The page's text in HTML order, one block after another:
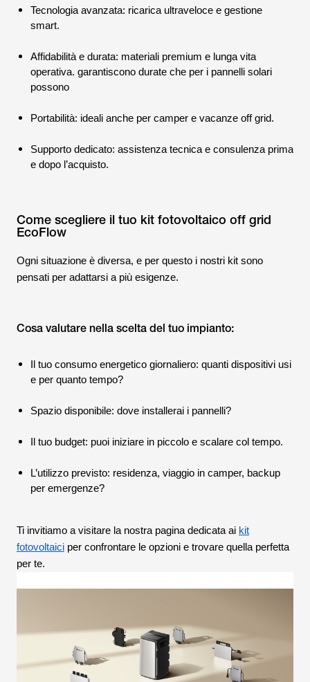
Tecnologia avanzata: ricarica ultraveloce e gestione
smart.
Affidabilità e durata: materiali premium e lunga vita
operativa. garantiscono durate che per i pannelli solari
possono
Portabilità: ideali anche per camper e vacanze off grid.
Supporto dedicato: assistenza tecnica e consulenza prima
e dopo l’acquisto.
Come scegliere il tuo kit fotovoltaico off grid
EcoFlow
Ogni situazione è diversa, e per questo i nostri kit sono
pensati per adattarsi a più esigenze.
Cosa valutare nella scelta del tuo impianto:
Il tuo consumo energetico giornaliero: quanti dispositivi usi
e per quanto tempo?
Spazio disponibile: dove installerai i pannelli?
Il tuo budget: puoi iniziare in piccolo e scalare col tempo.
L’utilizzo previsto: residenza, viaggio in camper, backup
per emergenze?
Ti invitiamo a visitare la nostra pagina dedicata ai kit
fotovoltaici per confrontare le opzioni e trovare quella perfetta
per te.